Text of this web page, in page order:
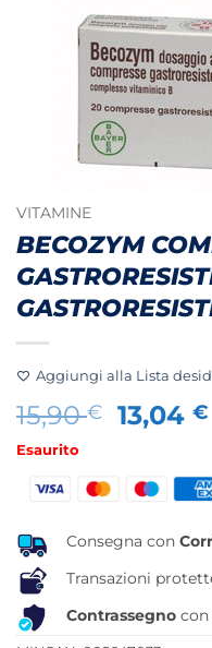
VITAMINE
BECOZYM
Aggiungi alla Lista
15,90€
Il
era:
13,04€
Esaurito
Consegna con
Transazioni
Contrassegno con